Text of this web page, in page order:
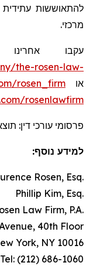
להתאוששות עתידית
מרכזי.
עקבו
the-rosen-law-
rosen_firm
או
rosenlawfirm/
פרסומי עורכי דין:
למידע נוסף:
Rosen, Esq.
Phillip Kim, Esq.
Law Firm, P.A.
40th Floor
York, NY 10016
(212) 686-1060